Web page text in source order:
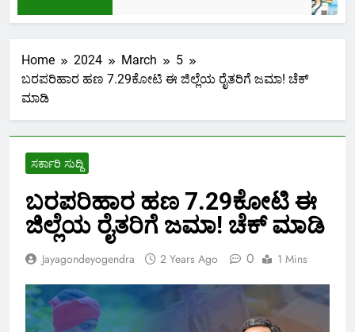
Home 2024 March
5
ಬರಪರಿಹಾರ ಹಣ 7.29ಕೋಟಿ ಈ ಜಿಲ್ಲೆಯ ರೈತರಿಗೆ ಜಮಾ! ಚೆಕ್
ಮಾಡಿ
ಸರ್ಕಾರಿ ಸುದ್ದಿ
ಬರಪರಿಹಾರ ಹಣ 7.29ಕೋಟಿ ಈ
ಜಿಲ್ಲೆಯ ರೈತರಿಗೆ ಜಮಾ! ಚೆಕ್ ಮಾಡಿ
Jayagondeyogendra 2 Years Ago 0 1 Mins